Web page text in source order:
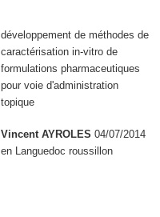
développement de méthodes de
caractérisation in-vitro de
formulations pharmaceutiques
pour voie d'administration
topique
Vincent AYROLES 04/07/2014
en Languedoc roussillon